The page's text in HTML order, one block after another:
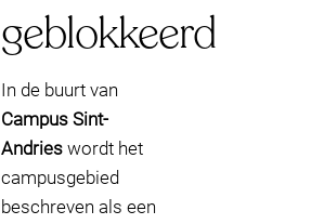
geblokkeerd
In de buurt van
Campus Sint-
Andries wordt het
campusgebied
beschreven als een